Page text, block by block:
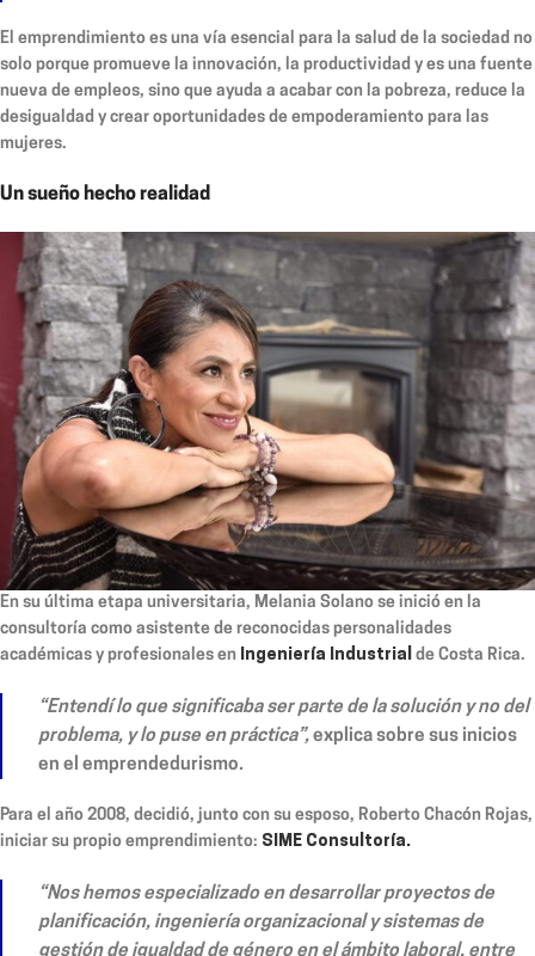
El emprendimiento es una vía esencial para la salud de la sociedad no
solo porque promueve la innovación, la productividad y es una fuente
nueva de empleos, sino que ayuda a acabar con la pobreza, reduce la
desigualdad y crear oportunidades de empoderamiento para las
mujeres.
Un sueño hecho realidad
En su última etapa universitaria, Melania Solano se inició en la
consultoría como asistente de reconocidas personalidades
académicas y profesionales en Ingeniería Industrial de Costa Rica.
“Entendí lo que significaba ser parte de la solución y no del
problema, y lo puse en práctica”,explica sobre sus inicios
en el emprendedurismo.
Para el año 2008, decidió, junto con su esposo, Roberto Chacón Rojas,
iniciar su propio emprendimiento: SIME Consultoría.
“Nos hemos especializado en desarrollar proyectos de
planificación, ingeniería organizacional y sistemas de
gestión de igualdad de género en el ámbito laboral, entre